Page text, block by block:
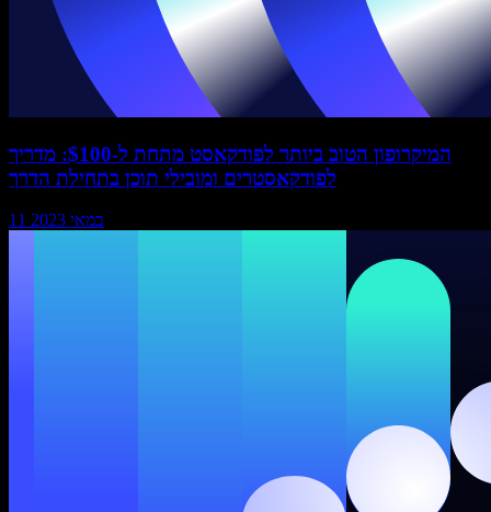
המיקרופון הטוב ביותר לפודקאסט מתחת ל-$100: מדריך
לפודקאסטרים ומובילי תוכן בתחילת הדרך
11 במאי 2023